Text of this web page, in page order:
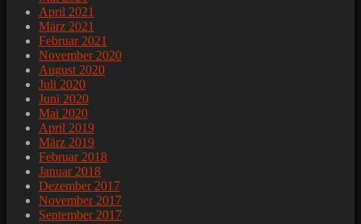
April 2021
März 2021
Februar 2021
November 2020
August 2020
Juli 2020
Juni 2020
Mai 2020
April 2019
März 2019
Februar 2018
Januar 2018
Dezember 2017
November 2017
September 2017